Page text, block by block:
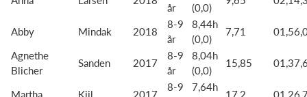
år
(0,0)
Abby Mindak 2018
8-9
år
8,44h
(0,0)
7,71
Agnethe
Blicher
Sanden 2017
8-9
år
8,04h
(0,0)
15,85
8-9
7,64h